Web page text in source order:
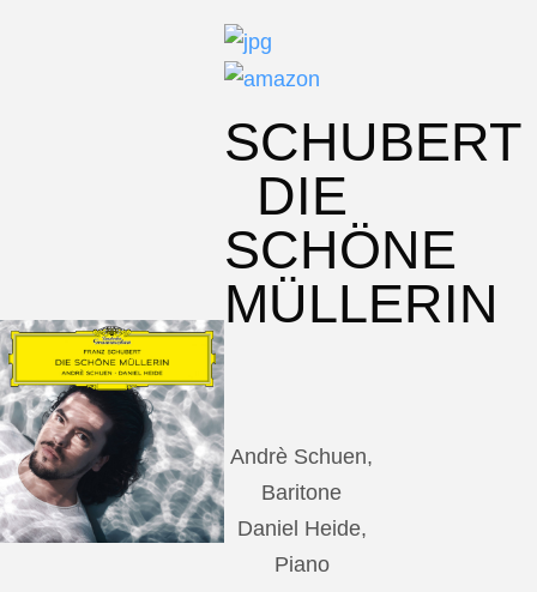
SCHUBERT
DIE
SCHÖNE
MÜLLERIN
Andrè Schuen,
Baritone
Daniel Heide,
Piano